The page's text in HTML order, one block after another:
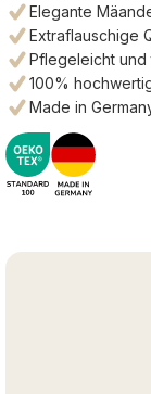
Elegante
Extraflauschige
Pflegeleicht
100%
Made in